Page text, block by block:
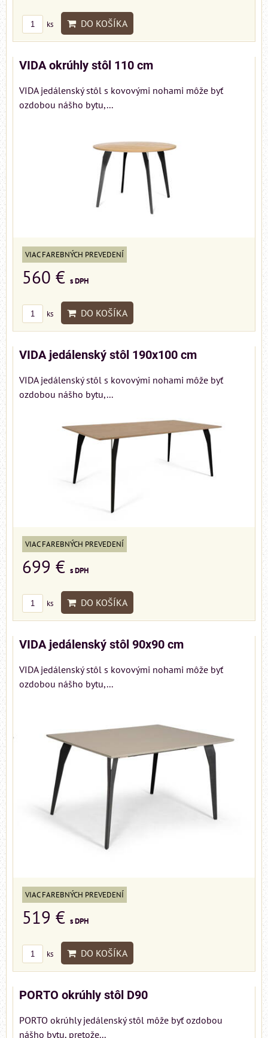
ks DO KOŠÍKA
VIDA okrúhly stôl 110 cm
VIDA jedálenský stôl s kovovými nohami môže byť
ozdobou nášho bytu,...
VIAC FAREBNÝCH PREVEDENÍ
560 € s DPH
ks DO KOŠÍKA
VIDA jedálenský stôl 190x100 cm
VIDA jedálenský stôl s kovovými nohami môže byť
ozdobou nášho bytu,...
VIAC FAREBNÝCH PREVEDENÍ
699 € s DPH
ks DO KOŠÍKA
VIDA jedálenský stôl 90x90 cm
VIDA jedálenský stôl s kovovými nohami môže byť
ozdobou nášho bytu,...
VIAC FAREBNÝCH PREVEDENÍ
519 € s DPH
ks DO KOŠÍKA
PORTO okrúhly stôl D90
PORTO okrúhly jedálenský stôl môže byť ozdobou
nášho bytu, pretože...